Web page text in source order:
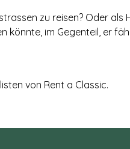
zu reisen? Oder
im Gegenteil, er
von Rent a Classic.